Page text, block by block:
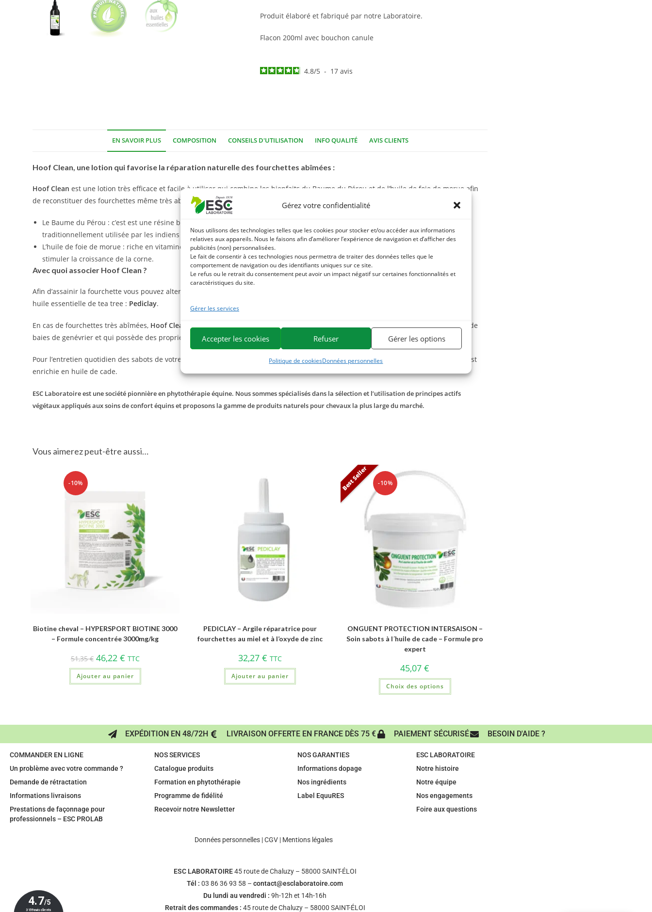
Gérez votre confidentialité
Nous utilisons des technologies telles que les cookies pour stocker et/ou accéder aux informations
relatives aux appareils. Nous le faisons afin d’améliorer l’expérience de navigation et d’afficher des
publicités (non) personnalisées.
Le fait de consentir à ces technologies nous permettra de traiter des données telles que le
comportement de navigation ou des identifiants uniques sur ce site.
Le refus ou le retrait du consentement peut avoir un impact négatif sur certaines fonctionnalités et
caractéristiques du site.
Gérer les services
Accepter les cookies Refuser Gérer les options
Politique de cookiesDonnées personnelles
Produit élaboré et fabriqué par notre Laboratoire.
Flacon 200ml avec bouchon canule
4.8/5 - 17avis
EN SAVOIR PLUS COMPOSITION CONSEILS D'UTILISATION INFO QUALITÉ AVIS CLIENTS
Hoof Clean, une lotion qui favorise la réparation naturelle des fourchettes abîmées :
Hoof Cleanest une lotion très efficace et facile à utiliser qui combine les bienfaits du Baume du Pérou et de l’huile de foie de morue afin
de reconstituer des fourchettes même très abîmées :
Le Baume du Pérou : c’est est une résine brune et épaisse issue d’un arbre originaire d’Amérique centrale. Cette substance était
traditionnellement utilisée par les indiens pour ses propriétés qui favorise la régénération de l’épiderme.
L’huile de foie de morue : riche en vitamines A et acides gras essentiels, l’huile de foie de morue a pour bienfait de régénérer et
stimuler la croissance de la corne.
Avec quoi associer Hoof Clean ?
Afin d’assainir la fourchette vous pouvez alterner l’utilisation de Hoof clean avec notre argile liquide enrichie en goudron végétal et en
huile essentielle de tea tree : Pediclay.
En cas de fourchettes très abîmées, Hoof Clean peut être complété d’une application d’Huile de cade, huile végétale élaborée à partir de
baies de genévrier et qui possède des propriétés purifiantes.
Pour l’entretien quotidien des sabots de votre cheval en saison hivernal ou humide vous pouvez utiliser notre
, il est
enrichie en huile de cade.
ESC Laboratoire est une société pionnière en phytothérapie équine. Nous sommes spécialisés dans la sélection et l’utilisation de principes actifs
végétaux appliqués aux soins de confort équins et proposons la gamme de produits naturels pour chevaux la plus large du marché.
Vous aimerez peut-être aussi…
-10%
Biotine cheval – HYPERSPORT BIOTINE 3000
– Formule concentrée 3000mg/kg
51,35€ 46,22 € TTC
Ajouter au panier
PEDICLAY – Argile réparatrice pour
fourchettes au miel et à l’oxyde de zinc
32,27 € TTC
Ajouter au panier
Best Seller -10%
ONGUENT PROTECTION INTERSAISON –
Soin sabots à l´huile de cade – Formule pro
expert
45,07€
Choix des options
EXPÉDITION EN 48/72H LIVRAISON OFFERTE EN FRANCE DÈS 75 € PAIEMENT SÉCURISÉ BESOIN D'AIDE ?
COMMANDER EN LIGNE
Un problème avec votre commande ?
Demande de rétractation
Informations livraisons
Prestations de façonnage pour
professionnels – ESC PROLAB
NOS SERVICES
Catalogue produits
Formation en phytothérapie
Programme de fidélité
Recevoir notre Newsletter
NOS GARANTIES
Informations dopage
Nos ingrédients
Label EquuRES
ESC LABORATOIRE
Notre histoire
Notre équipe
Nos engagements
Foire aux questions
Données personnelles|CGV| Mentions légales
ESC LABORATOIRE45 route de Chaluzy – 58000 SAINT-ÉLOI
Tél : 03 86 36 93 58 –contact@esclaboratoire.com
Du lundi au vendredi :9h-12h et 14h-16h
Retrait des commandes : 45 route de Chaluzy – 58000 SAINT-ÉLOI